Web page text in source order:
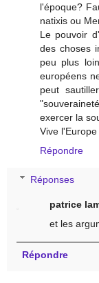
l'époque?
natixis ou
Le pouvoir
des choses
peu plus
européens
peut
exercer la
Vive l'Europe
Répondre
Réponses
patrice
et les
Répondre